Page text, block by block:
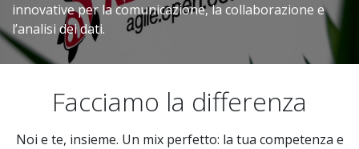
innovative per la comunicazione, la collaborazione e
l’analisi dei dati.
Facciamo la differenza
Noi e te, insieme. Un mix perfetto: la tua competenza e